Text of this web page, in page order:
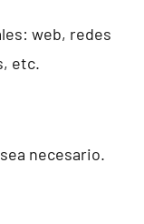
web, redes
etc.
necesario.